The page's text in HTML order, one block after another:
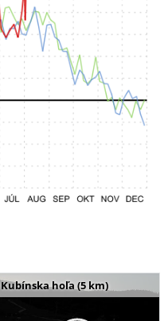
Kubínska hoľa (5 km)